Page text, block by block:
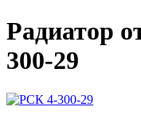
Радиатор
300-29